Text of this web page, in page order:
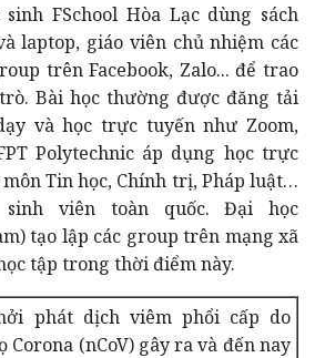
FSchool Hòa Lạc dùng sách
laptop, giáo viên chủ nhiệm các
trên Facebook, Zalo... để trao
Bài học thường được đăng tải
và học trực tuyến như Zoom,
Polytechnic áp dụng học trực
Tin học, Chính trị, Pháp luật…
sinh viên toàn quốc. Đại học
tạo lập các group trên mạng xã
tập trong thời điểm này.
phát dịch viêm phổi cấp do
(nCoV) gây ra và đến nay